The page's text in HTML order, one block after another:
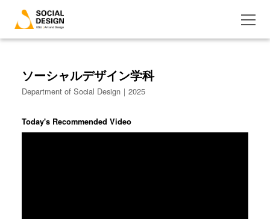
ソーシャルデザイン学科
Department of Social Design｜2025
Today's Recommended Video